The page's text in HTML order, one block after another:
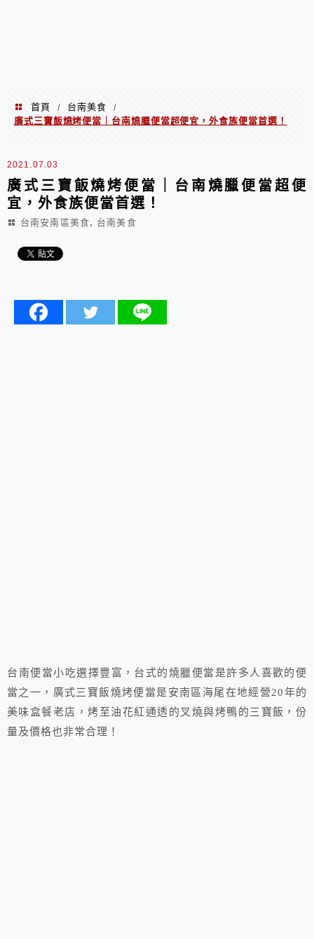
首頁 / 台南美食
/
廣式三寶飯燒烤便當｜台南燒臘便當超便宜，外食族便當首選！
2021.07.03
廣式三寶飯燒烤便當｜台南燒臘便當超便
宜，外食族便當首選！
台南安南區美食, 台南美食
台南便當小吃選擇豐富，台式的燒臘便當是許多人喜歡的便
當之一，廣式三寶飯燒烤便當是安南區海尾在地經營20年的
美味盒餐老店，烤至油花紅通透的叉燒與烤鴨的三寶飯，份
量及價格也非常合理！